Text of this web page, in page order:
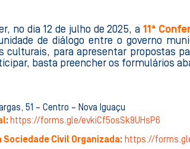
no dia 12 de julho de 2025, a 11ª
de diálogo entre o governo
culturais, para apresentar propostas
basta preencher os formulários
51 – Centro – Nova Iguaçu
: https://forms.gle/evkiCf5osSk9UHsP6
Civil Organizada: https://